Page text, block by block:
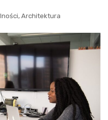
, Architektura